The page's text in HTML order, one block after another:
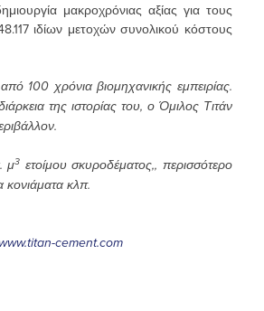
μακροχρόνιας αξίας για τους
ιδίων μετοχών συνολικού κόστους
100 χρόνια βιομηχανικής εμπειρίας.
της ιστορίας του, ο Όμιλος Τιτάν
μ3 ετοίμου σκυροδέματος,, περισσότερο
κονιάματα κλπ.
www.titan-cement.com